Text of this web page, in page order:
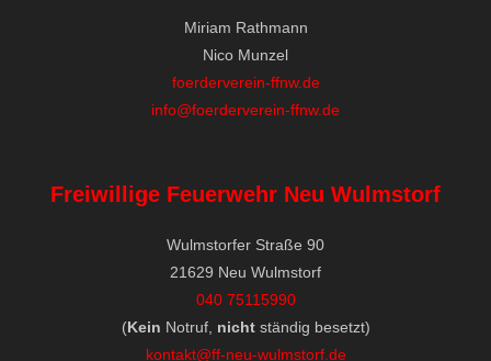
Miriam Rathmann
Nico Munzel
foerderverein-ffnw.de
info@foerderverein-ffnw.de
Freiwillige Feuerwehr Neu Wulmstorf
Wulmstorfer Straße 90
21629 Neu Wulmstorf
040 75115990
(Kein Notruf, nicht ständig besetzt)
kontakt@ff-neu-wulmstorf.de